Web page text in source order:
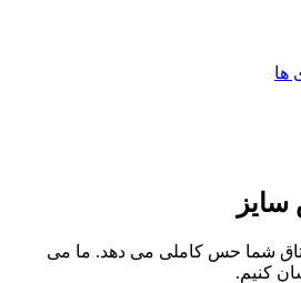
ها
شما حس کاملی می دهد. ما می
کنیم.